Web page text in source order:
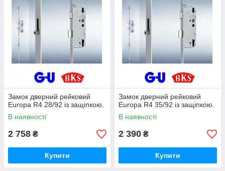
Замок дверний рейковий
Europa R4 28/92 із защіпкою.
В наявності
2 758 ₴
Купити
Замок дверний рейковий
Europa R4 35/92 із защіпкою.
В наявності
2 390 ₴
Купити